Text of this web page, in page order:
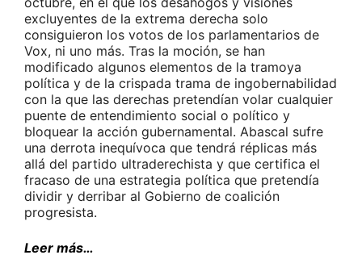
excluyentes de la extrema derecha solo
consiguieron los votos de los parlamentarios de
Vox, ni uno más. Tras la moción, se han
modificado algunos elementos de la tramoya
política y de la crispada trama de ingobernabilidad
con la que las derechas pretendían volar cualquier
puente de entendimiento social o político y
bloquear la acción gubernamental. Abascal sufre
una derrota inequívoca que tendrá réplicas más
allá del partido ultraderechista y que certifica el
fracaso de una estrategia política que pretendía
dividir y derribar al Gobierno de coalición
progresista.
Leer más…